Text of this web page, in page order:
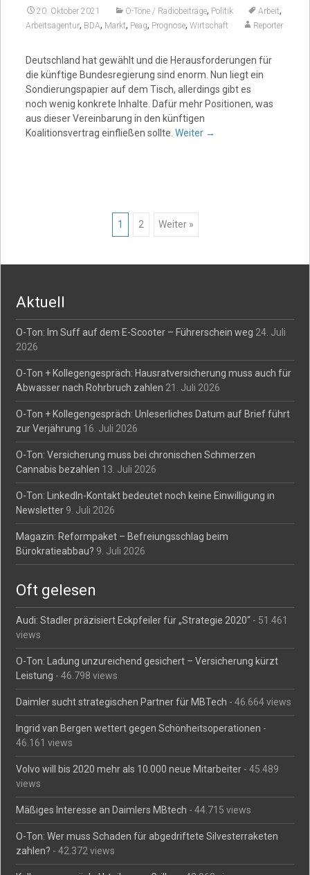
20. Oktober 2021 O-Töne / Radiobeiträge, Politik Arbeit,
Arbeitsagentur, BDA, Markt, Peag, Prognose, Wirtschaft Reporter
Deutschland hat gewählt und die Herausforderungen für
die künftige Bundesregierung sind enorm. Nun liegt ein
Sondierungspapier auf dem Tisch, allerdings gibt es
noch wenig konkrete Inhalte. Dafür mehr Positionen, was
aus dieser Vereinbarung in den künftigen
Koalitionsvertrag einfließen sollte. Weiter →
navigation
1 2 Weiter »
Aktuell
O-Ton: Im Suff auf dem E-Scooter – Führerschein weg 24. Juli
2026
O-Ton + Kollegengespräch: Hausratversicherung muss auch für
Abwasser nach Rohrbruch zahlen 21. Juli 2026
O-Ton + Kollegengespräch: Unleserliches Datum auf Brief führt
zur Verjährung 16. Juli 2026
O-Ton: Versicherung muss bei chronischen Schmerzen
Cannabis bezahlen 13. Juli 2026
O-Ton: LinkedIn-Kontakt bedeutet noch keine Einwilligung in
Newsletter 9. Juli 2026
Magazin: Reformpaket – Befreiungsschlag beim
Bürokratieabbau? 9. Juli 2026
Oft gelesen
Audi: Stadler präzisiert Eckpfeiler für „Strategie 2020“ - 51.461
views
O-Ton: Ladung unzureichend gesichert – Versicherung kürzt
Leistung - 46.798 views
Daimler sucht strategischen Partner für MBTech - 46.664 views
Ingrid van Bergen wettert gegen Schönheitsoperationen -
46.161 views
Volvo will bis 2020 mehr als 10.000 neue Mitarbeiter - 45.489
views
Mäßiges Interesse an Daimlers MBtech - 44.715 views
O-Ton: Wer muss Schaden für abgedriftete Silvesterraketen
zahlen? - 42.372 views